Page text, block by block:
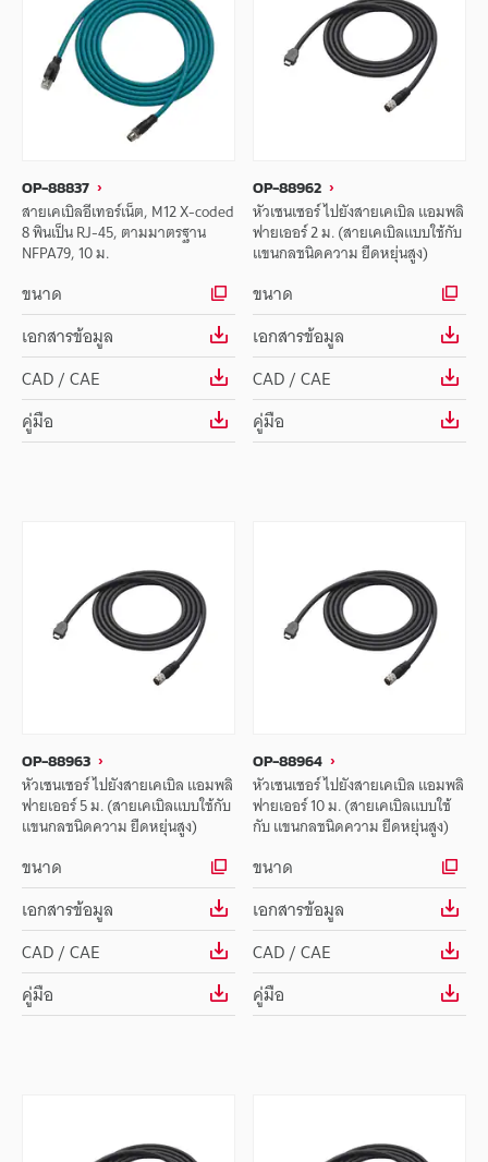
OP-88837
สายเคเบิลอีเทอร์เน็ต, M12 X-coded
8 พินเป็น RJ-45, ตามมาตรฐาน
NFPA79, 10 ม.
ขนาด
เอกสารข้อมูล
CAD / CAE
คู่มือ
OP-88962
หัวเซนเซอร์ ไปยังสายเคเบิล แอมพลิ
ฟายเออร์ 2 ม. (สายเคเบิลแบบใช้กับ
แขนกลชนิดความ ยืดหยุ่นสูง)
ขนาด
เอกสารข้อมูล
CAD / CAE
คู่มือ
OP-88963
หัวเซนเซอร์ ไปยังสายเคเบิล แอมพลิ
ฟายเออร์ 5 ม. (สายเคเบิลแบบใช้กับ
แขนกลชนิดความ ยืดหยุ่นสูง)
ขนาด
เอกสารข้อมูล
CAD / CAE
คู่มือ
OP-88964
หัวเซนเซอร์ ไปยังสายเคเบิล แอมพลิ
ฟายเออร์ 10 ม. (สายเคเบิลแบบใช้
กับ แขนกลชนิดความ ยืดหยุ่นสูง)
ขนาด
เอกสารข้อมูล
CAD / CAE
คู่มือ